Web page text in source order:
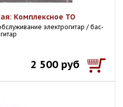
Комплексное ТО
электрогитар / бас-
гитар
2 500 руб